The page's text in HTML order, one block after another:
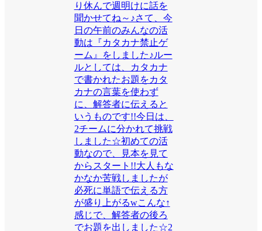
り休んで週明けに話を
聞かせてね～♪さて、今
日の午前のみんなの活
動は『カタカナ禁止ゲ
ーム』をしました♪ルー
ルとしては、カタカナ
で書かれたお題をカタ
カナの言葉を使わず
に、解答者に伝えると
いうものです!!今日は、
2チームに分かれて挑戦
しました☆初めての活
動なので、見本を見て
からスタート!!大人もな
かなか苦戦しましたが
必死に単語で伝える方
が盛り上がるwこんな↑
感じで、解答者の後ろ
でお題を出しました☆2